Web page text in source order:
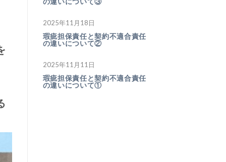
2025年11月18日
瑕疵担保責任と契約不適合責任
の違いについて②
2025年11月11日
瑕疵担保責任と契約不適合責任
の違いについて①